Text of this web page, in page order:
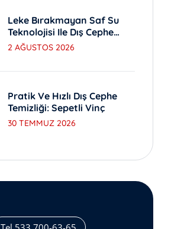
Leke Bırakmayan Saf Su
Teknolojisi Ile Dış Cephe
Yıkama
2 AĞUSTOS 2026
Pratik Ve Hızlı Dış Cephe
Temizliği: Sepetli Vinç
30 TEMMUZ 2026